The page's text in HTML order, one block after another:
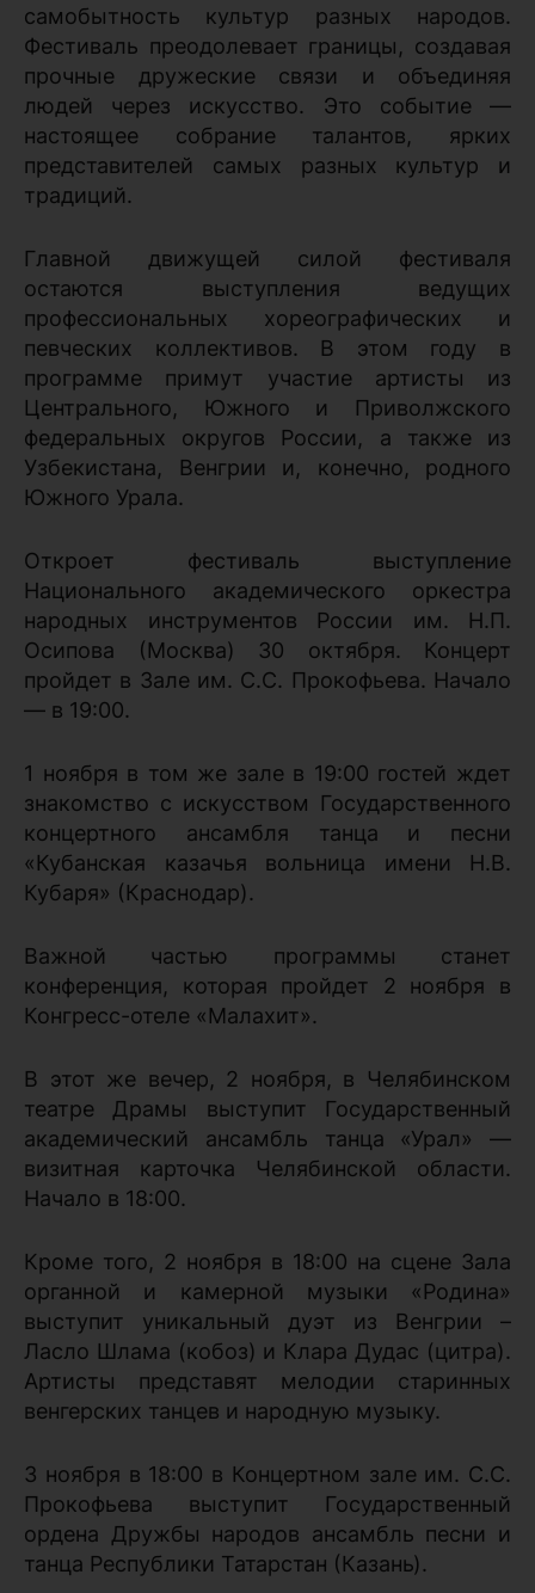
самобытность культур разных народов.
Фестиваль преодолевает границы, создавая
прочные дружеские связи и объединяя
людей через искусство. Это событие —
настоящее собрание талантов, ярких
представителей самых разных культур и
традиций.
Главной движущей силой фестиваля
остаются выступления ведущих
профессиональных хореографических и
певческих коллективов. В этом году в
программе примут участие артисты из
Центрального, Южного и Приволжского
федеральных округов России, а также из
Узбекистана, Венгрии и, конечно, родного
Южного Урала.
Откроет фестиваль выступление
Национального академического оркестра
народных инструментов России им. Н.П.
Осипова (Москва) 30 октября. Концерт
пройдет в Зале им. С.С. Прокофьева. Начало
— в 19:00.
1 ноября в том же зале в 19:00 гостей ждет
знакомство с искусством Государственного
концертного ансамбля танца и песни
«Кубанская казачья вольница имени Н.В.
Кубаря» (Краснодар).
Важной частью программы станет
конференция, которая пройдет 2 ноября в
Конгресс-отеле «Малахит».
В этот же вечер, 2 ноября, в Челябинском
театре Драмы выступит Государственный
академический ансамбль танца «Урал» —
визитная карточка Челябинской области.
Начало в 18:00.
Кроме того, 2 ноября в 18:00 на сцене Зала
органной и камерной музыки «Родина»
выступит уникальный дуэт из Венгрии –
Ласло Шлама (кобоз) и Клара Дудас (цитра).
Артисты представят мелодии старинных
венгерских танцев и народную музыку.
3 ноября в 18:00 в Концертном зале им. С.С.
Прокофьева выступит Государственный
ордена Дружбы народов ансамбль песни и
танца Республики Татарстан (Казань).